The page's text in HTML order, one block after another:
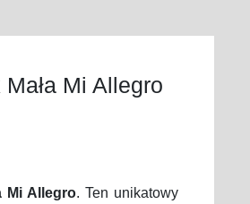
Mi Allegro
Mi Allegro. Ten unikatowy